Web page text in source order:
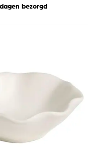
bezorgd